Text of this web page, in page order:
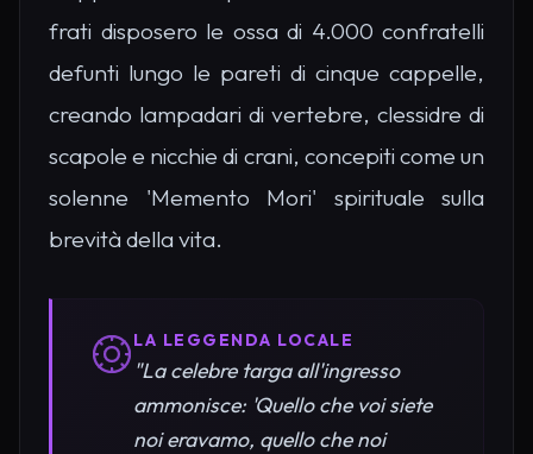
frati disposero le ossa di 4.000 confratelli
defunti lungo le pareti di cinque cappelle,
creando lampadari di vertebre, clessidre di
scapole e nicchie di crani, concepiti come un
solenne 'Memento Mori' spirituale sulla
brevità della vita.
LA LEGGENDA LOCALE
"La celebre targa all'ingresso
ammonisce: 'Quello che voi siete
noi eravamo, quello che noi